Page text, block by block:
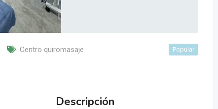
Centro quiromasaje Popular
Descripción